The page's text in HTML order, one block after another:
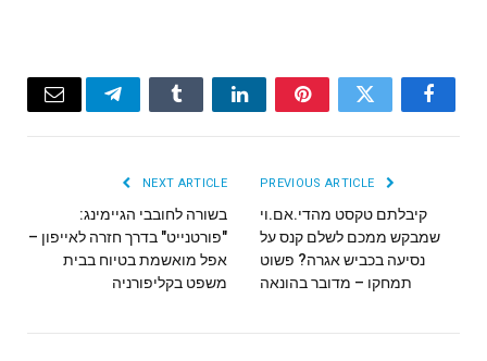
Facebook
Twitter
Pinterest
LinkedIn
Tumblr
Telegram
Email
קיבלתם טקסט מהדי.אם.וי
שמבקש ממכם לשלם קנס על
נסיעה בכביש אגרה? פשוט
תמחקו – מדובר בהונאה
NEXT ARTICLE
בשורה לחובבי הגיימינג:
"פורטנייט" בדרך חזרה לאייפון –
אפל מואשמת בטיוח בבית
משפט בקליפורניה